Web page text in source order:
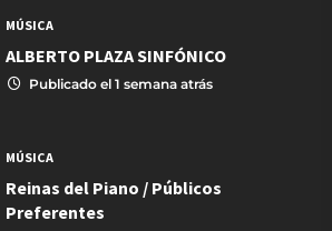
MÚSICA
ALBERTO PLAZA SINFÓNICO
Publicado el 1 semana atrás
MÚSICA
Reinas del Piano / Públicos
Preferentes